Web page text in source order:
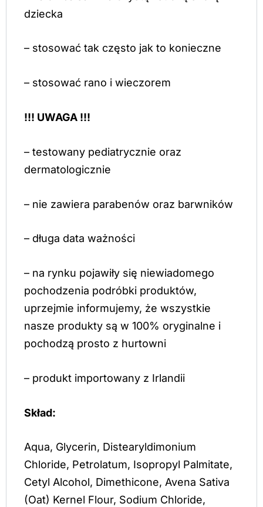
dziecka
– stosować tak często jak to konieczne
– stosować rano i wieczorem
!!! UWAGA !!!
– testowany pediatrycznie oraz
dermatologicznie
– nie zawiera parabenów oraz barwników
– długa data ważności
– na rynku pojawiły się niewiadomego
pochodzenia podróbki produktów,
uprzejmie informujemy, że wszystkie
nasze produkty są w 100% oryginalne i
pochodzą prosto z hurtowni
– produkt importowany z Irlandii
Skład:
Aqua, Glycerin, Distearyldimonium
Chloride, Petrolatum, Isopropyl Palmitate,
Cetyl Alcohol, Dimethicone, Avena Sativa
(Oat) Kernel Flour, Sodium Chloride,